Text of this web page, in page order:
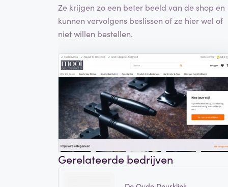
Ze krijgen zo een beter beeld van de shop en
kunnen vervolgens beslissen of ze hier wel of
niet willen bestellen.
Gerelateerde bedrijven